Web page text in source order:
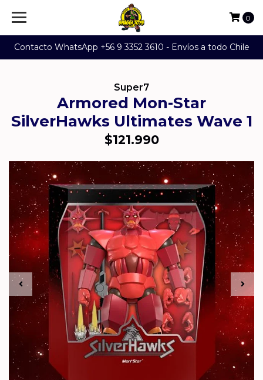
Contacto WhatsApp +56 9 3352 3610 - Envíos a todo Chile
0
Super7
Armored Mon-Star
SilverHawks Ultimates Wave 1
$121.990